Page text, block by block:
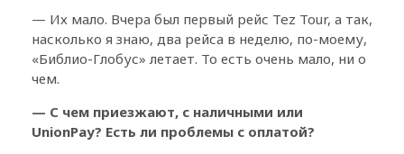
— Их мало. Вчера был первый рейс Tez Tour, а так,
насколько я знаю, два рейса в неделю, по-моему,
«Библио-Глобус» летает. То есть очень мало, ни о
чем.
— С чем приезжают, с наличными или
UnionPay? Есть ли проблемы с оплатой?